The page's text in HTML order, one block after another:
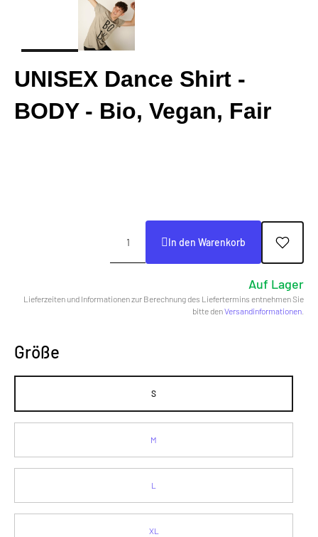
UNISEX Dance Shirt -
BODY - Bio, Vegan, Fair
In den Warenkorb
Auf Lager
Lieferzeiten und Informationen zur Berechnung des Liefertermins entnehmen Sie
bitte denVersandinformationen
Größe
S
M
L
XL